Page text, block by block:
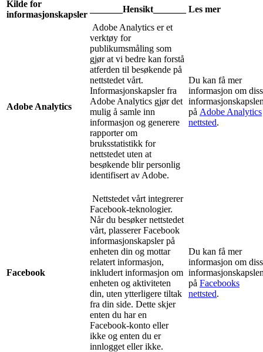
Kilde for
informasjonskapsler
_______Hensikt_______ Les mer
Adobe Analytics
Adobe Analytics er et
verktøy for
publikumsmåling som
gjør at vi bedre kan forstå
atferden til besøkende på
nettstedet vårt.
Informasjonskapsler fra
Adobe Analytics gjør det
mulig å samle inn
informasjon og generere
rapporter om
bruksstatistikk for
nettstedet uten at
besøkende blir personlig
identifisert av Adobe.
Du kan få mer
informasjon om
på Adobe Analytics
nettsted.
Facebook
Nettstedet vårt integrerer
Facebook-teknologier.
Når du besøker nettstedet
vårt, plasserer Facebook
informasjonskapsler på
enheten din og mottar
relatert informasjon,
inkludert informasjon om
enheten og aktiviteten
din, uten ytterligere tiltak
fra din side. Dette skjer
enten du har en
Facebook-konto eller
ikke og enten du er
innlogget eller ikke.
Du kan få mer
informasjon om
på Facebooks
nettsted.